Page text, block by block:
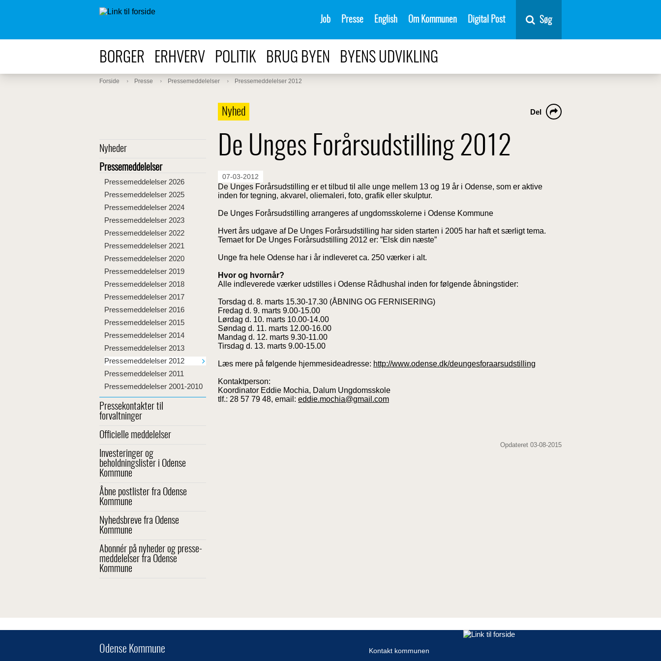
Job Presse English Om Kommunen Digital Post Søg
BORGER ERHVERV POLITIK BRUG BYEN BYENS UDVIKLING
Forside Presse Pressemeddelelser Pressemeddelelser 2012
Nyheder
Pressemeddelelser
Pressemeddelelser 2026
Pressemeddelelser 2025
Pressemeddelelser 2024
Pressemeddelelser 2023
Pressemeddelelser 2022
Pressemeddelelser 2021
Pressemeddelelser 2020
Pressemeddelelser 2019
Pressemeddelelser 2018
Pressemeddelelser 2017
Pressemeddelelser 2016
Pressemeddelelser 2015
Pressemeddelelser 2014
Pressemeddelelser 2013
Pressemeddelelser 2012
Pressemeddelelser 2011
Pressemeddelelser 2001-2010
Pressekontakter til
forvaltninger
Officielle meddelelser
Investeringer og
beholdningslister i Odense
Kommune
Åbne postlister fra Odense
Kommune
Nyhedsbreve fra Odense
Kommune
Abonnér på nyheder og presse-
meddelelser fra Odense
Kommune
Nyhed
De Unges Forårsudstilling 2012
Del
07-03-2012
De Unges Forårsudstilling er et tilbud til alle unge mellem 13 og 19 år i Odense, som er aktive
inden for tegning, akvarel, oliemaleri, foto, grafik eller skulptur.
De Unges Forårsudstilling arrangeres af ungdomsskolerne i Odense Kommune
Hvert års udgave af De Unges Forårsudstilling har siden starten i 2005 har haft et særligt tema.
Temaet for De Unges Forårsudstilling 2012 er: ”Elsk din næste”
Unge fra hele Odense har i år indleveret ca. 250 værker i alt.
Hvor og hvornår?
Alle indleverede værker udstilles i Odense Rådhushal inden for følgende åbningstider:
Torsdag d. 8. marts 15.30-17.30 (ÅBNING OG FERNISERING)
Fredag d. 9. marts 9.00-15.00
Lørdag d. 10. marts 10.00-14.00
Søndag d. 11. marts 12.00-16.00
Mandag d. 12. marts 9.30-11.00
Tirsdag d. 13. marts 9.00-15.00
Læs mere på følgende hjemmesideadresse: http://www.odense.dk/deungesforaarsudstilling
Kontaktperson:
Koordinator Eddie Mochia, Dalum Ungdomsskole
tlf.: 28 57 79 48, email: eddie.mochia@gmail.com
Opdateret 03-08-2015
Odense Kommune Kontakt kommunen